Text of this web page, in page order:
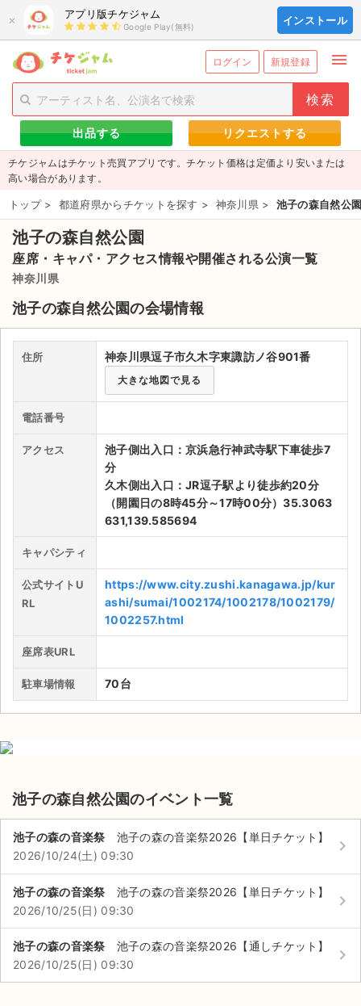
× アプリ版チケジャム
Google Play(無料) インストール
ログイン 新規登録 menu
person_add 新規会員登録 exit_to_app ログイン
チケットを探す
新着チケット
値下げしたチケット
都道府県からチケットを探す
もうすぐ開催のチケット
チケットのリクエスト一覧
取扱チケット
ライブ・コンサート（国内）
ライブ・コンサート（海外）
イベント
演劇・ミュージカル
手数料・お支払い方法
AIに質問する
よくある質問
お知らせ
出品する リクエストする
チケジャムはチケット売買アプリです。チケット価格は定価より安いまたは
高い場合があります。
トップ > 都道府県からチケットを探す > 神奈川県 > 池子の森自然公
池子の森自然公園
座席・キャパ・アクセス情報や開催される公演一覧
神奈川県
池子の森自然公園の会場情報
住所 神奈川県逗子市久木字東諏訪ノ谷901番
大きな地図で見る
電話番号
アクセス
池子側出入口：京浜急行神武寺駅下車徒歩7
分
久木側出入口：JR逗子駅より徒歩約20分
（開園日の8時45分～17時00分）35.3063
631,139.585694
キャパシティ
公式サイトU
RL
https://www.city.zushi.kanagawa.jp/kur
ashi/sumai/1002174/1002178/1002179/
1002257.html
座席表URL
駐車場情報 70台
池子の森自然公園のイベント一覧
池子の森の音楽祭
池子の森の音楽祭2026【単日チケット】
2026/10/24(土) 09:30
keyboard_arrow_right
池子の森の音楽祭
池子の森の音楽祭2026【単日チケット】
2026/10/25(日) 09:30
keyboard_arrow_right
池子の森の音楽祭
池子の森の音楽祭2026【通しチケット】
2026/10/25(日) 09:30
keyboard_arrow_right